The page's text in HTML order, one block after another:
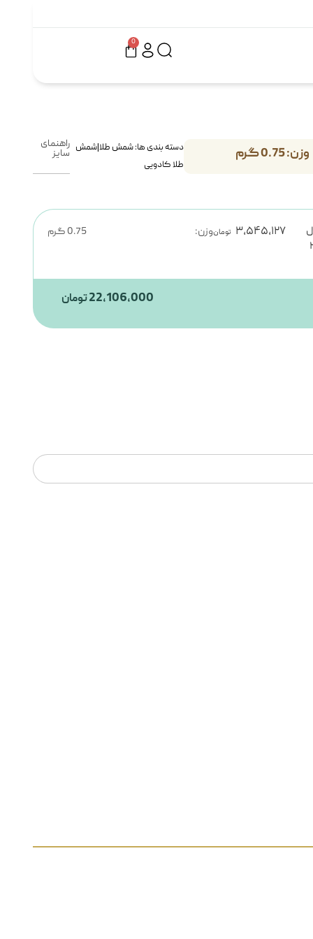
0
وزن: 0.75 گرم دسته بندی ها:شمش طلا|شمش
طلا کادویی
راهنمای
سایز
۲۴
۳,۵۴۵,۱۲۷ تومانوزن: 0.75 گرم
22,106,000تومان